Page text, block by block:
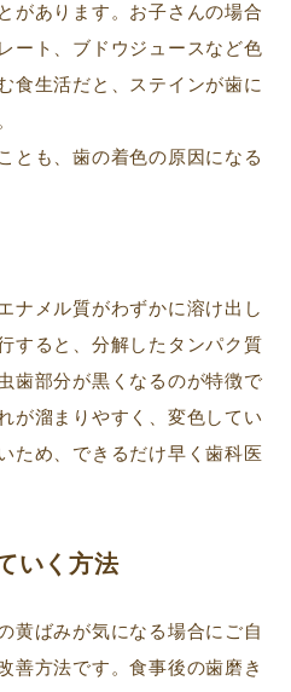
があります。お子さんの場合
ート、ブドウジュースなど色
食生活だと、ステインが歯に
とも、歯の着色の原因になる
ナメル質がわずかに溶け出し
すると、分解したタンパク質
歯部分が黒くなるのが特徴で
が溜まりやすく、変色してい
ため、できるだけ早く歯科医
いく方法
黄ばみが気になる場合にご自
善方法です。食事後の歯磨き